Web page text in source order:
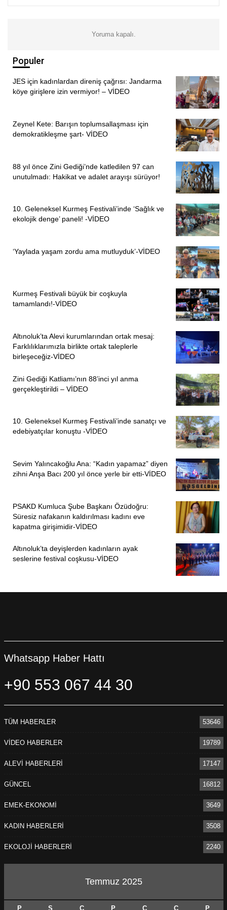
dokunuluyor. Ekim’de tabii ki buna itiraz ediyor ve
hücresine fırlatıyor ve tek başına tutuluyor.
“İŞKENCELER GİDEREK ARTTIĞI İÇİN ENDİŞELİYİM”
Oğlunun hastalığından dolayı tek başına kalmaması
gerektiğini vurgulayanİlker, “Kalp, tansiyon ve şeker
hastası bir insanın tek başına tutulması gerekirken adlilerin
olduğu koridorda tutularak oğluma küfürler ve ölüm
tehditleri yapılıyor. Oğluma hücresinde saldırılıyor cinsel
organına tekme atılıyor, kalp hastası olduğu için
ayaklarında morluk ve şişlik oluştuğu için ayaklarına
basılıyor. Oğlumun tedavisi sağlanmıyor o yüzden kanser
riski çok yüksek belki de kansere yakalandı ve bize
söylenmiyor. Şu anda oğlumun durumunun ne olduğunu
endişeliyim” diye konuştu.
Yoruma kapalı.
Populer
JES için kadınlardan direniş çağrısı: Jandarma
köye girişlere izin vermiyor! – VİDEO
Zeynel Kete: Barışın toplumsallaşması için
demokratikleşme şart- VİDEO
88 yıl önce Zini Gediği’nde katledilen 97 can
unutulmadı: Hakikat ve adalet arayışı sürüyor!
10. Geleneksel Kurmeş Festivali’inde ‘Sağlık ve
ekolojik denge’ paneli! -VİDEO
‘Yaylada yaşam zordu ama mutluyduk’-VİDEO
Kurmeş Festivali büyük bir coşkuyla
tamamlandı!-VİDEO
Altınoluk’ta Alevi kurumlarından ortak mesaj:
Farklılıklarımızla birlikte ortak taleplerle
birleşeceğiz-VİDEO
Zini Gediği Katliamı’nın 88’inci yıl anma
gerçekleştirildi – VİDEO
10. Geleneksel Kurmeş Festivali’inde sanatçı ve
edebiyatçılar konuştu -VİDEO
Sevim Yalıncakoğlu Ana: “Kadın yapamaz” diyen
zihni Anşa Bacı 200 yıl önce yerle bir etti-VİDEO
PSAKD Kumluca Şube Başkanı Özüdoğru:
Süresiz nafakanın kaldırılması kadını eve
kapatma girişimidir-VİDEO
Altınoluk’ta deyişlerden kadınların ayak
seslerine festival coşkusu-VİDEO
Whatsapp Haber Hattı
+90 553 067 44 30
TÜM HABERLER 53646
VİDEO HABERLER 19789
ALEVİ HABERLERİ 17147
GÜNCEL 16812
EMEK-EKONOMİ 3649
KADIN HABERLERİ 3508
EKOLOJİ HABERLERİ 2240
Temmuz 2025
P S Ç P C C P